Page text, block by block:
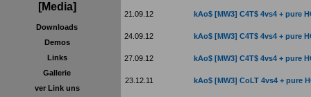
[Media]
Downloads
Demos
Links
Gallerie
ver Link uns
21.09.12 kAo$ [MW3] C4T$ 4vs4 + pure
24.09.12 kAo$ [MW3] C4T$ 4vs4 + pure
27.09.12 kAo$ [MW3] C4T$ 4vs4 + pure
23.12.11 kAo$ [MW3] CoLT 4vs4 + pure